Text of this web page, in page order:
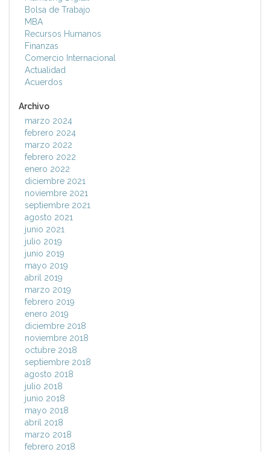
Bolsa de Trabajo
MBA
Recursos Humanos
Finanzas
Comercio Internacional
Actualidad
Acuerdos
Archivo
marzo 2024
febrero 2024
marzo 2022
febrero 2022
enero 2022
diciembre 2021
noviembre 2021
septiembre 2021
agosto 2021
junio 2021
julio 2019
junio 2019
mayo 2019
abril 2019
marzo 2019
febrero 2019
enero 2019
diciembre 2018
noviembre 2018
octubre 2018
septiembre 2018
agosto 2018
julio 2018
junio 2018
mayo 2018
abril 2018
marzo 2018
febrero 2018